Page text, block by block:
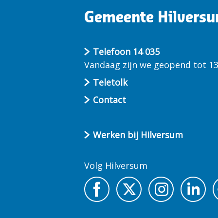
Hilversum
Gemeente
Telefoon 14 035
Vandaag zijn we geopend tot
Teletolk
Contact
Werken bij Hilversum
Volg Hilversum